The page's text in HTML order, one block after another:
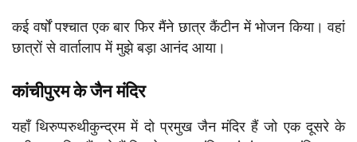
कई वर्षों पश्चात एक बार फिर मैंने छात्र कैंटीन में भोजन किया। वहां
छात्रों से वार्तालाप में मुझे बड़ा आनंद आया।
कांचीपुरम के जैन मंदिर
यहाँ थिरुप्परुथीकुन्द्रम में दो प्रमुख जैन मंदिर हैं जो एक दूसरे के